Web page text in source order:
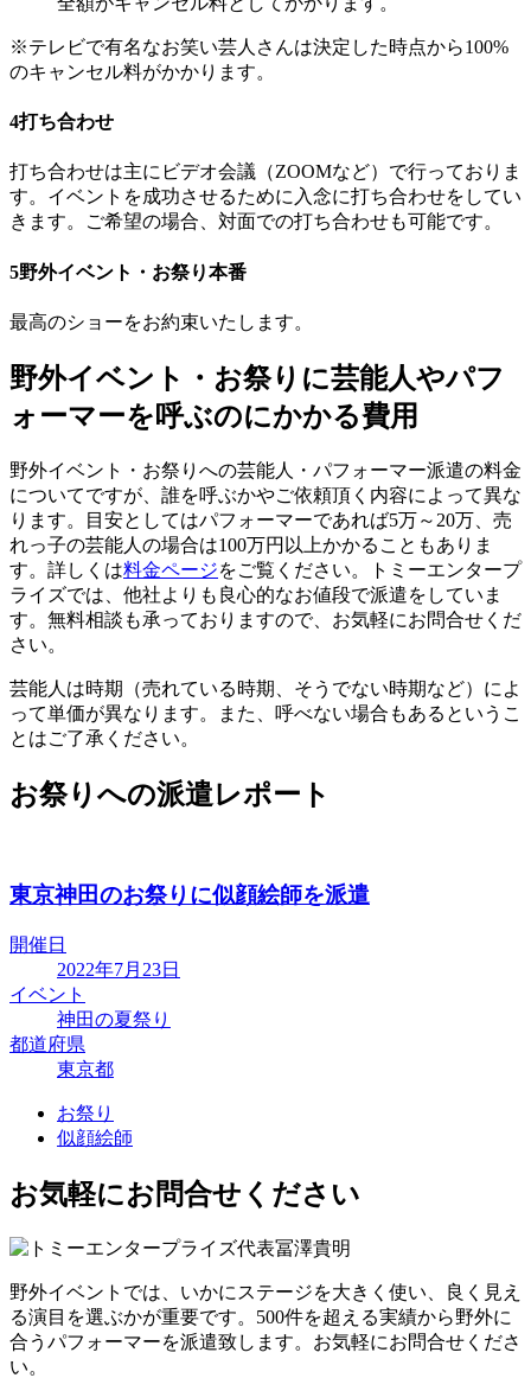
※テレビで有名なお笑い芸人さんは決定した時点から100%
のキャンセル料がかかります。
4打ち合わせ
打ち合わせは主にビデオ会議（ZOOMなど）で行っておりま
す。イベントを成功させるために入念に打ち合わせをしてい
きます。ご希望の場合、対面での打ち合わせも可能です。
5野外イベント・お祭り本番
最高のショーをお約束いたします。
野外イベント・お祭りに芸能人やパフ
ォーマーを呼ぶのにかかる費用
野外イベント・お祭りへの芸能人・パフォーマー派遣の料金
についてですが、誰を呼ぶかやご依頼頂く内容によって異な
ります。目安としてはパフォーマーであれば5万～20万、売
れっ子の芸能人の場合は100万円以上かかることもありま
す。詳しくは料金ページをご覧ください。トミーエンタープ
ライズでは、他社よりも良心的なお値段で派遣をしていま
す。無料相談も承っておりますので、お気軽にお問合せくだ
さい。
芸能人は時期（売れている時期、そうでない時期など）によ
って単価が異なります。また、呼べない場合もあるというこ
とはご了承ください。
お祭りへの派遣レポート
東京神田のお祭りに似顔絵師を派遣
開催日
2022年7月23日
イベント
神田の夏祭り
都道府県
東京都
お祭り
似顔絵師
お気軽にお問合せください
野外イベントでは、いかにステージを大きく使い、良く見え
る演目を選ぶかが重要です。500件を超える実績から野外に
合うパフォーマーを派遣致します。お気軽にお問合せくださ
い。